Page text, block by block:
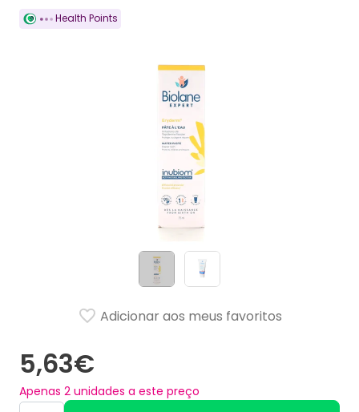
Health Points
5,63€
Apenas 2 unidades a este preço
Adicionar aos meus favoritos